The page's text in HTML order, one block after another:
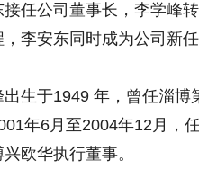
任公司董事长，李学峰
李安东同时成为公司新任
生于1949 年，曾任淄
年6月至2004年12月，
欧华执行董事。